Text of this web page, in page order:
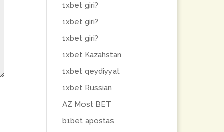
1xbet giri?
1xbet giri?
1xbet giri?
1xbet Kazahstan
1xbet qeydiyyat
1xbet Russian
AZ Most BET
b1bet apostas